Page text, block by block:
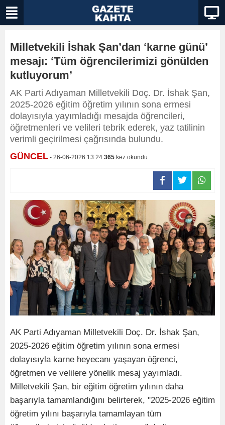
Milletvekili İshak Şan’dan ‘karne günü’
mesajı: ‘Tüm öğrencilerimizi gönülden
kutluyorum’
AK Parti Adıyaman Milletvekili Doç. Dr. İshak Şan,
2025-2026 eğitim öğretim yılının sona ermesi
dolayısıyla yayımladığı mesajda öğrencileri,
öğretmenleri ve velileri tebrik ederek, yaz tatilinin
verimli geçirilmesi çağrısında bulundu.
GÜNCEL - 26-06-2026 13:24 365 kez okundu.
AK Parti Adıyaman Milletvekili Doç. Dr. İshak Şan,
2025-2026 eğitim öğretim yılının sona ermesi
dolayısıyla karne heyecanı yaşayan öğrenci,
öğretmen ve velilere yönelik mesaj yayımladı.
Milletvekili Şan, bir eğitim öğretim yılının daha
başarıyla tamamlandığını belirterek, "2025-2026 eğitim
öğretim yılını başarıyla tamamlayan tüm